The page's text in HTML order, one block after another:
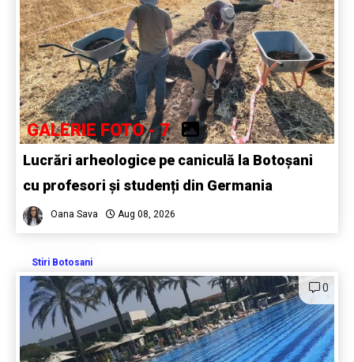
GALERIE FOTO - 7
Lucrări arheologice pe caniculă la Botoșani
cu profesori și studenți din Germania
Oana Sava Aug 08, 2026
Stiri Botosani
0